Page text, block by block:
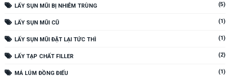
LẤY SỤN MŨI BỊ NHIỄM TRÙNG (5)
LẤY SỤN MŨI CŨ (1)
LẤY SỤN MŨI ĐẶT LẠI TỨC THÌ (1)
LẤY TẠP CHẤT FILLER (2)
MÁ LÚM ĐỒNG ĐIẾU (1)